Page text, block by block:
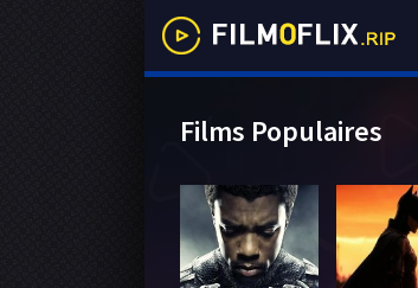
Films Populaires